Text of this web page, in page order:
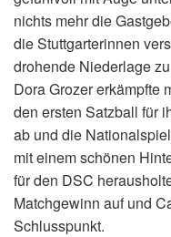
nichts mehr die
die Stuttgarterinnen
drohende Niederlage
Dora Grozer erkämpfte
den ersten Satzball für
ab und die
mit einem schönen
für den DSC
Matchgewinn auf und
Schlusspunkt.